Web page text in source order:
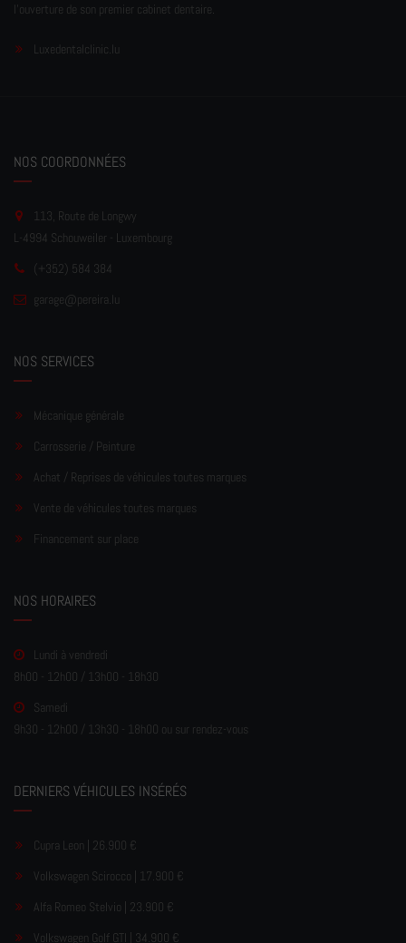
l'ouverture de son premier cabinet dentaire.
Luxedentalclinic.lu
NOS COORDONNÉES
113, Route de Longwy
L-4994 Schouweiler - Luxembourg
(+352) 584 384
garage@pereira.lu
NOS SERVICES
Mécanique générale
Carrosserie / Peinture
Achat / Reprises de véhicules toutes marques
Vente de véhicules toutes marques
Financement sur place
NOS HORAIRES
Lundi à vendredi
8h00 - 12h00 / 13h00 - 18h30
Samedi
9h30 - 12h00 / 13h30 - 18h00 ou sur rendez-vous
DERNIERS VÉHICULES INSÉRÉS
Cupra Leon | 26.900 €
Volkswagen Scirocco | 17.900 €
Alfa Romeo Stelvio | 23.900 €
Volkswagen Golf GTI | 34.900 €